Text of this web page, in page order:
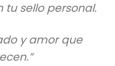
tu sello personal.
y amor que